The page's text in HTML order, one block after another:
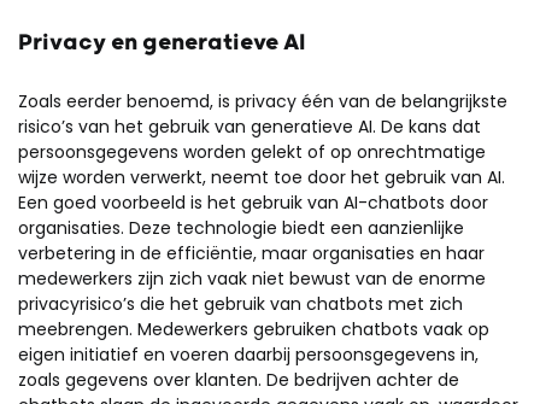
Privacy en generatieve AI
Zoals eerder benoemd, is privacy één van de belangrijkste
risico’s van het gebruik van generatieve AI. De kans dat
persoonsgegevens worden gelekt of op onrechtmatige
wijze worden verwerkt, neemt toe door het gebruik van AI.
Een goed voorbeeld is het gebruik van AI-chatbots door
organisaties. Deze technologie biedt een aanzienlijke
verbetering in de efficiëntie, maar organisaties en haar
medewerkers zijn zich vaak niet bewust van de enorme
privacyrisico’s die het gebruik van chatbots met zich
meebrengen. Medewerkers gebruiken chatbots vaak op
eigen initiatief en voeren daarbij persoonsgegevens in,
zoals gegevens over klanten. De bedrijven achter de